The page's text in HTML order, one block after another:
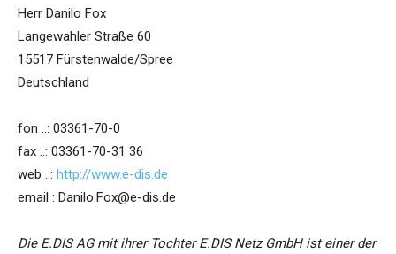
Herr Danilo Fox
Langewahler Straße 60
15517 Fürstenwalde/Spree
Deutschland
fon ..: 03361-70-0
fax ..: 03361-70-31 36
web ..: http://www.e-dis.de
email : Danilo.Fox@e-dis.de
Die E.DIS AG mit ihrer Tochter E.DIS Netz GmbH ist einer der